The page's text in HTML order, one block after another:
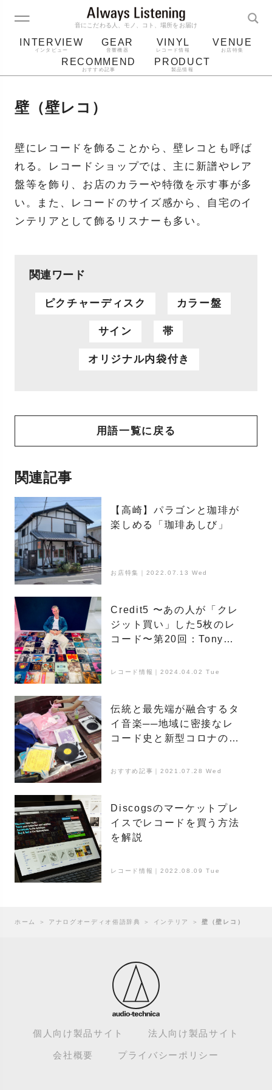
音にこだわる人、モノ、コト、場所をお届け
INTERVIEW
インタビュー
GEAR
音響機器
VINYL
レコード情報
VENUE
お店特集
RECOMMEND
おすすめ記事
PRODUCT
製品情報
ジャケット
壁（壁レコ）
壁にレコードを飾ることから、壁レコとも呼ば
れる。レコードショップでは、主に新譜やレア
盤等を飾り、お店のカラーや特徴を示す事が多
い。また、レコードのサイズ感から、自宅のイ
ンテリアとして飾るリスナーも多い。
関連ワード
ピクチャーディスク カラー盤
サイン 帯
オリジナル内袋付き
用語一覧に戻る
関連記事
【高崎】パラゴンと珈琲が
楽しめる「珈琲あしび」
お店特集｜2022.07.13 Wed
Credit5 〜あの人が「クレ
ジット買い」した5枚のレ
コード〜第20回：Tony
レコード情報｜2024.04.02 Tue
伝統と最先端が融合するタ
イ音楽──地域に密接なレ
コード史と新型コロナの影
生回数の理由を解説
おすすめ記事｜2021.07.28 Wed
Discogsのマーケットプレ
イスでレコードを買う方法
を解説
レコード情報｜2022.08.09 Tue
ホーム ＞ アナログオーディオ俗語辞典 ＞ インテリア ＞壁（壁レコ）
個人向け製品サイト 法人向け製品サイト
会社概要 プライバシーポリシー